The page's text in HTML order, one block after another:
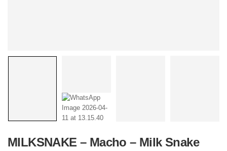
MILKSNAKE – Macho – Milk Snake